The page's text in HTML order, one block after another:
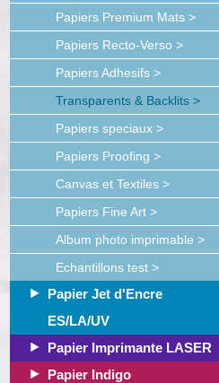
Papiers Premium Mats >
Papiers Recto-Verso >
Papiers Adhesifs >
Transparents & Backlits >
Papiers speciaux >
Papiers Proofing >
Canvas et Textiles >
Papiers Fine Art >
Album photo imprimable >
Echantillons test >
Papier Jet d'Encre
ES/LA/UV
Papier Imprimante LASER
Papier Indigo